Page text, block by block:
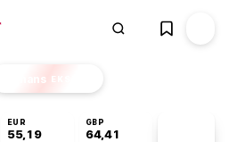
Finans EKSTRA
EUR
55,19
GBP
64,41